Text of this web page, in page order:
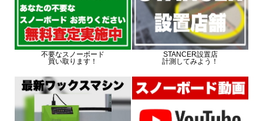
不要なスノーボード
買い取ります！
STANCER設置店
計測してみよう！